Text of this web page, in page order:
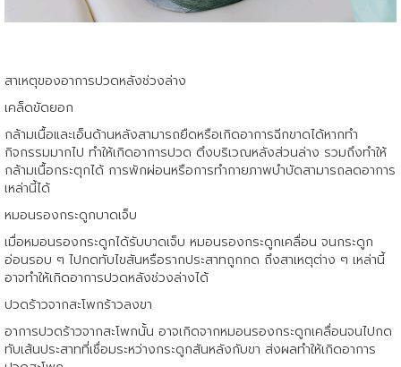
สาเหตุของอาการปวดหลังช่วงล่าง
เคล็ดขัดยอก
กล้ามเนื้อและเอ็นด้านหลังสามารถยืดหรือเกิดอาการฉีกขาดได้หากทำ
กิจกรรมมากไป ทำให้เกิดอาการปวด ตึงบริเวณหลังส่วนล่าง รวมถึงทำให้
กล้ามเนื้อกระตุกได้ การพักผ่อนหรือการทำกายภาพบำบัดสามารถลดอาการ
เหล่านี้ได้
หมอนรองกระดูกบาดเจ็บ
เมื่อหมอนรองกระดูกได้รับบาดเจ็บ หมอนรองกระดูกเคลื่อน จนกระดูก
อ่อนรอบ ๆ ไปกดทับไขสันหรือรากประสาทถูกกด ถึงสาเหตุต่าง ๆ เหล่านี้
อาจทำให้เกิดอาการปวดหลังช่วงล่างได้
ปวดร้าวจากสะโพกร้าวลงขา
อาการปวดร้าวจากสะโพกนั้น อาจเกิดจากหมอนรองกระดูกเคลื่อนจนไปกด
ทับเส้นประสาทที่เชื่อมระหว่างกระดูกสันหลังกับขา ส่งผลทำให้เกิดอาการ